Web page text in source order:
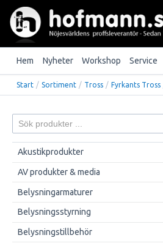
Hem Nyheter Workshop Service
Start / Sortiment / Tross / Fyrkants Tross
Akustikprodukter
AV produkter & media
Belysningarmaturer
Belysningsstyrning
Belysningstillbehör